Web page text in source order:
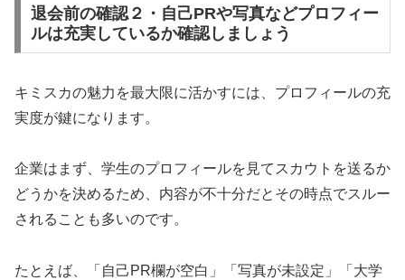
退会前の確認２・自己PRや写真などプロフィー
ルは充実しているか確認しましょう
キミスカの魅力を最大限に活かすには、プロフィールの充
実度が鍵になります。
企業はまず、学生のプロフィールを見てスカウトを送るか
どうかを決めるため、内容が不十分だとその時点でスルー
されることも多いのです。
たとえば、「自己PR欄が空白」「写真が未設定」「大学